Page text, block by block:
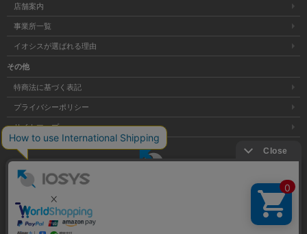
店舗案内
事業所一覧
イオシスが選ばれる理由
その他
特商法に基づく表記
プライバシーポリシー
サイトマップ
Copyright © 株式会社イオシス All Rights Reserved.